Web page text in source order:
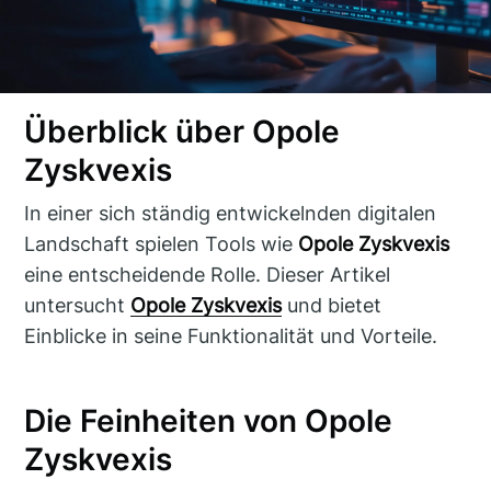
Überblick über Opole
Zyskvexis
In einer sich ständig entwickelnden digitalen
Landschaft spielen Tools wie Opole Zyskvexis
eine entscheidende Rolle. Dieser Artikel
untersucht Opole Zyskvexisund bietet
Einblicke in seine Funktionalität und Vorteile.
Die Feinheiten von Opole
Zyskvexis